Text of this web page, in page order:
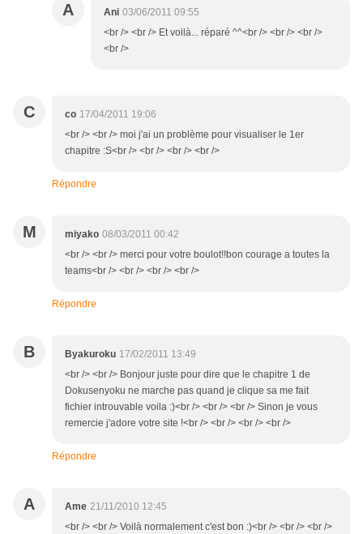
A Ani 03/06/2011 09:55
<br /> <br /> Et voilà... réparé ^^<br /> <br /> <br />
<br />
C co 17/04/2011 19:06
<br /> <br /> moi j'ai un problème pour visualiser le 1er
chapitre :S<br /> <br /> <br /> <br />
Répondre
M miyako 08/03/2011 00:42
<br /> <br /> merci pour votre boulot!!bon courage a toutes la
teams<br /> <br /> <br /> <br />
Répondre
B Byakuroku 17/02/2011 13:49
<br /> <br /> Bonjour juste pour dire que le chapitre 1 de
Dokusenyoku ne marche pas quand je clique sa me fait
fichier introuvable voila :)<br /> <br /> <br /> Sinon je vous
remercie j'adore votre site !<br /> <br /> <br /> <br />
Répondre
A Ame 21/11/2010 12:45
<br /> <br /> Voilà normalement c'est bon :)<br /> <br /> <br />